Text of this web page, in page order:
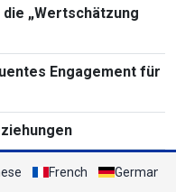
„Wertschätzung
Engagement für
French German